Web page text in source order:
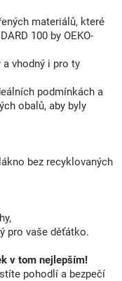
materiálů, které
100 by OEKO-
vhodný i pro ty
podmínkách a
obalů, aby byly
bez recyklovaných
pro vaše děťátko.
v tom nejlepším!
pohodlí a bezpečí